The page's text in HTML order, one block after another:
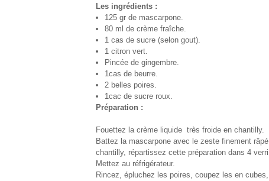
Les ingrédients :
125 gr de mascarpone.
80 ml de crème fraîche.
1 cas de sucre (selon gout).
1 citron vert.
Pincée de gingembre.
1cas de beurre.
2 belles poires.
1cac de sucre roux.
Préparation :
Fouettez la crème liquide très froide en chantilly.
Battez la mascarpone avec le zeste finement
chantilly, répartissez cette préparation dans 4
Mettez au réfrigérateur.
Rincez, épluchez les poires, coupez les en